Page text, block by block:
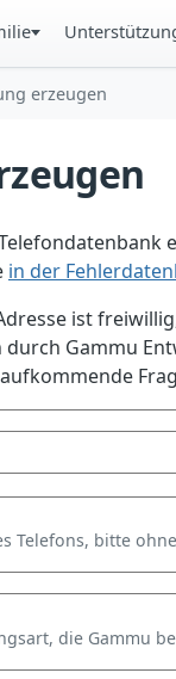
erzeugen
in der
ist
durch Gammu
Telefons, bitte
die Gammu